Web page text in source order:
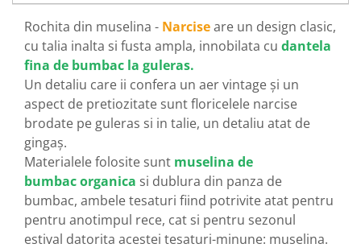
Rochita din muselina - Narciseare un design clasic,
cu talia inalta si fusta ampla, innobilata cu dantela
fina de bumbac la guleras.
Un detaliu care ii confera un aer vintage și un
aspect de pretiozitate sunt floricelele narcise
brodate pe guleras si in talie, un detaliu atat de
gingaș.
Materialele folosite sunt muselina de
bumbacorganica si dublura din panza de
bumbac, ambele tesaturi fiind potrivite atat pentru
pentru anotimpul rece, cat si pentru sezonul
estival datorita acestei tesaturi-minune: muselina.